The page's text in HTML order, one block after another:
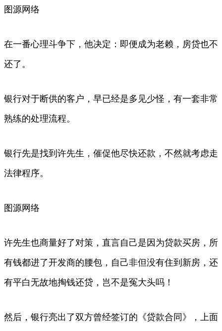
图源网络
在一番心理斗争下，他决定：即便成为老赖，房贷也不
还了。
银行对于断供的客户，早已经是多见少怪，有一套非常
熟练的处理流程。
银行先是找到许先生，催促他尽快还款，不然就考虑走
法律程序。
图源网络
许先生也商量好了对策，直言自己是因为贷款买房，所
有钱都进了开发商的腰包，自己非但没有住到新房，还
有平白无故地掏钱还贷，岂不是冤大头吗！
然后，银行亮出了双方曾经签订的《贷款合同》，上面